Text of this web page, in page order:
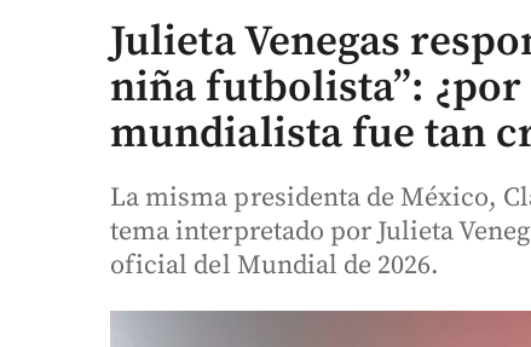
Julieta Venegas
niña futbolista”:
mundialista fue tan
La misma presidenta de México,
tema interpretado por Julieta
oficial del Mundial de 2026.